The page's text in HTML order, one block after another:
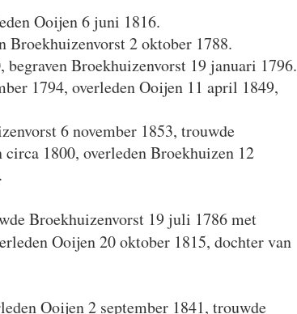
Ooijen 6 juni 1816.
Broekhuizenvorst 2 oktober 1788.
Broekhuizenvorst 19 januari 1796.
1794, overleden Ooijen 11 april 1849,
6 november 1853, trouwde
1800, overleden Broekhuizen 12
Broekhuizenvorst 19 juli 1786met
Ooijen 20 oktober 1815, dochter van
Ooijen 2 september 1841, trouwde